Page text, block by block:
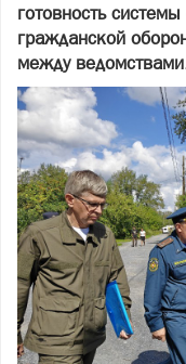
готовность
гражданской
между